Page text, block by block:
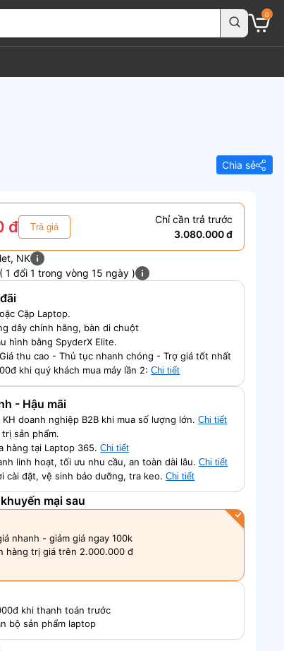
0
Chia sẻ
đ Trả giá
Chỉ cần trả trước
3.080.000 đ
NK
1 đổi 1 trong vòng 15 ngày )
Cặp Laptop.
dây chính hãng, bàn di chuột
hình bằng SpyderX Elite.
thu cao - Thủ tục nhanh chóng - Trợ giá tốt nhất
khi quý khách mua máy lần 2:Chi tiết
- Hậu mãi
doanh nghiệp B2B khi mua số lượng lớn.Chi tiết
sản phẩm.
hàng tại Laptop 365.Chi tiết
linh hoạt, tối ưu nhu cầu, an toàn dài lâu.Chi tiết
cài đặt, vệ sinh bảo dưỡng, tra keo.Chi tiết
mại sau
nhanh - giảm giá ngay 100k
hàng trị giá trên 2.000.000 đ
khi thanh toán trước
bộ sản phẩm laptop